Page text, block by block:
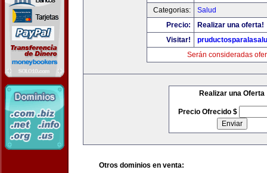
Categorias:
Salud
Precio:
Realizar una oferta!
Visitar!
Serán consideradas
Realizar una Oferta
Precio Ofrecido $
Otros dominios en venta: